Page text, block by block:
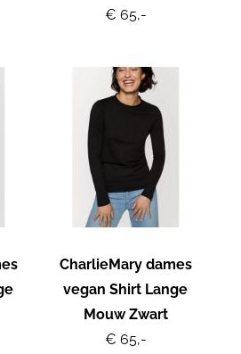
€ 65,-
CharlieMary dames
vegan Shirt Lange
Mouw Zwart
€ 65,-